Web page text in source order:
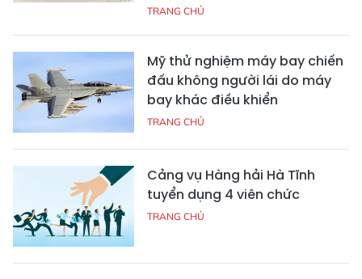
TRANG CHỦ
Mỹ thử nghiệm máy bay chiến
đấu không người lái do máy
bay khác điều khiển
TRANG CHỦ
Cảng vụ Hàng hải Hà Tĩnh
tuyển dụng 4 viên chức
TRANG CHỦ